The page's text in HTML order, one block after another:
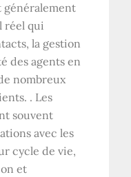
généralement
réel qui
la gestion
des agents en
nombreux
. Les
souvent
avec les
cycle de vie,
et